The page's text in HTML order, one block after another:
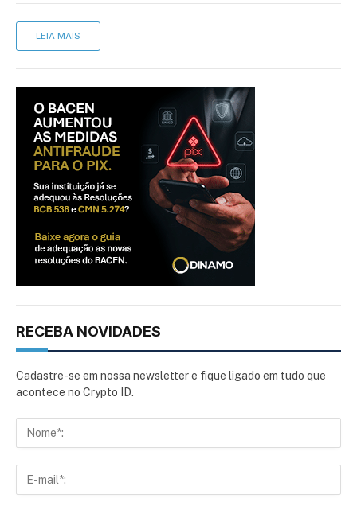
LEIA MAIS
RECEBA NOVIDADES
Cadastre-se em nossa newsletter e fique ligado em tudo que
acontece no Crypto ID.